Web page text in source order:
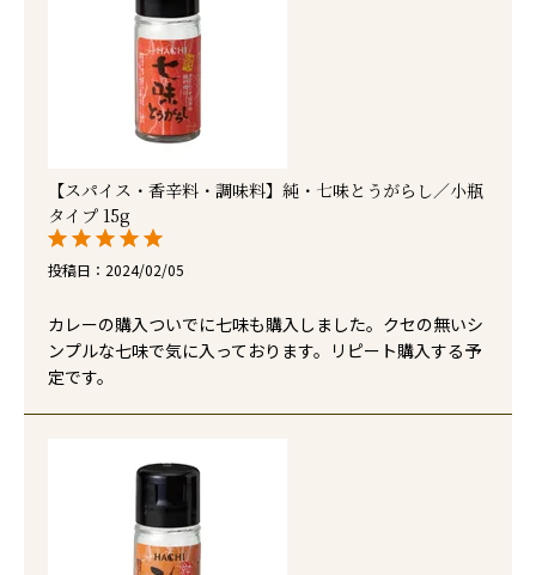
【スパイス・香辛料・調味料】純・七味とうがらし／小瓶
タイプ 15g
投稿日 2024/02/05
カレーの購入ついでに七味も購入しました。クセの無いシ
ンプルな七味で気に入っております。リピート購入する予
定です。